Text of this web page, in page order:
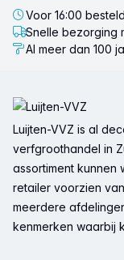
Voor 16:00
Snelle bezorging
Al meer dan 100
Luijten-VVZ is al
verfgroothandel in
assortiment kunnen
retailer voorzien
meerdere
kenmerken waarbij